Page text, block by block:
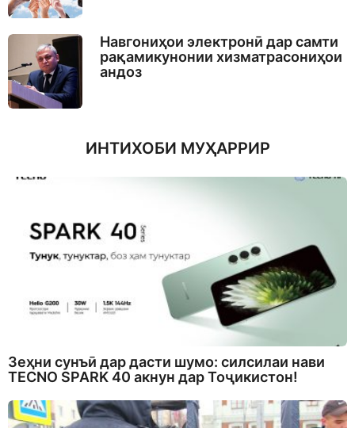
Навгониҳои электронӣ дар самти
рақамикунонии хизматрасониҳои
андоз
ИНТИХОБИ МУҲАРРИР
Зеҳни сунъӣ дар дасти шумо: силсилаи нави
TECNO SPARK 40 акнун дар Тоҷикистон!